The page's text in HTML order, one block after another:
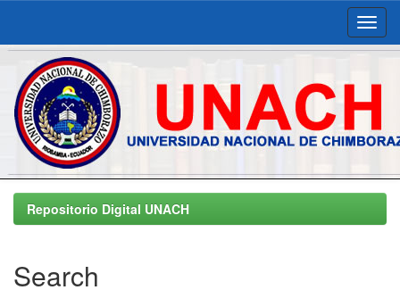
Skip
navigationRepositorio Digital UNACH
Search